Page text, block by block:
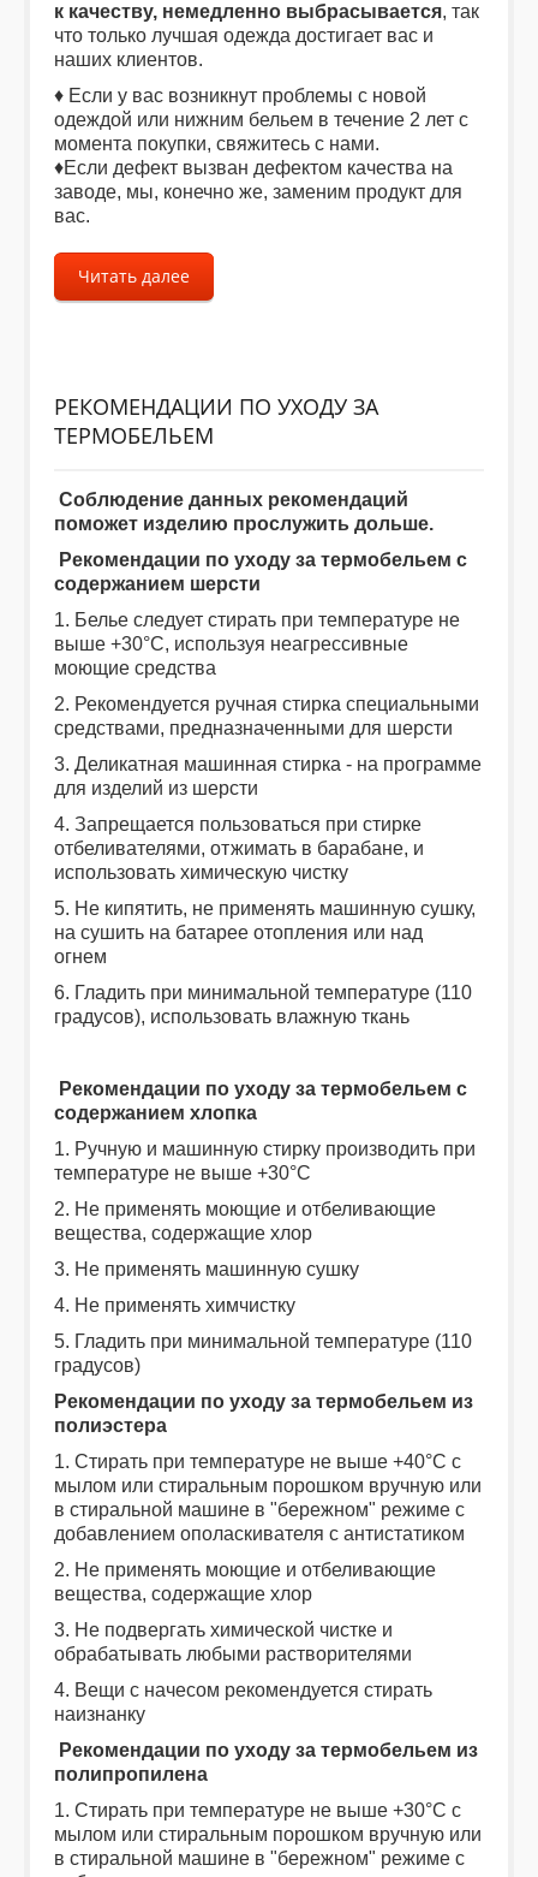
к качеству, немедленно выбрасывается, так
что только лучшая одежда достигает вас и
наших клиентов.
♦ Если у вас возникнут проблемы с новой
одеждой или нижним бельем в течение 2 лет с
момента покупки, свяжитесь с нами.
♦Если дефект вызван дефектом качества на
заводе, мы, конечно же, заменим продукт для
вас.
Читать далее
РЕКОМЕНДАЦИИ ПО УХОДУ ЗА
ТЕРМОБЕЛЬЕМ
Соблюдение данных рекомендаций
поможет изделию прослужить дольше.
Рекомендации по уходу за термобельем с
содержанием шерсти
1. Белье следует стирать при температуре не
выше +30°С, используя неагрессивные
моющие средства
2. Рекомендуется ручная стирка специальными
средствами, предназначенными для шерсти
3. Деликатная машинная стирка - на программе
для изделий из шерсти
4. Запрещается пользоваться при стирке
отбеливателями, отжимать в барабане, и
использовать химическую чистку
5. Не кипятить, не применять машинную сушку,
на сушить на батарее отопления или над
огнем
6. Гладить при минимальной температуре (110
градусов), использовать влажную ткань
Рекомендации по уходу за термобельем с
содержанием хлопка
1. Ручную и машинную стирку производить при
температуре не выше +30°С
2. Не применять моющие и отбеливающие
вещества, содержащие хлор
3. Не применять машинную сушку
4. Не применять химчистку
5. Гладить при минимальной температуре (110
градусов)
Рекомендации по уходу за термобельем из
полиэстера
1. Стирать при температуре не выше +40°С с
мылом или стиральным порошком вручную или
в стиральной машине в "бережном" режиме с
добавлением ополаскивателя с антистатиком
2. Не применять моющие и отбеливающие
вещества, содержащие хлор
3. Не подвергать химической чистке и
обрабатывать любыми растворителями
4. Вещи с начесом рекомендуется стирать
наизнанку
Рекомендации по уходу за термобельем из
полипропилена
1. Стирать при температуре не выше +30°С с
мылом или стиральным порошком вручную или
в стиральной машине в "бережном" режиме с